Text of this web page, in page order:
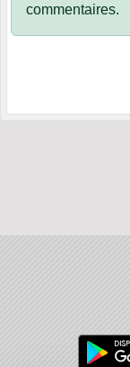
commentaires.